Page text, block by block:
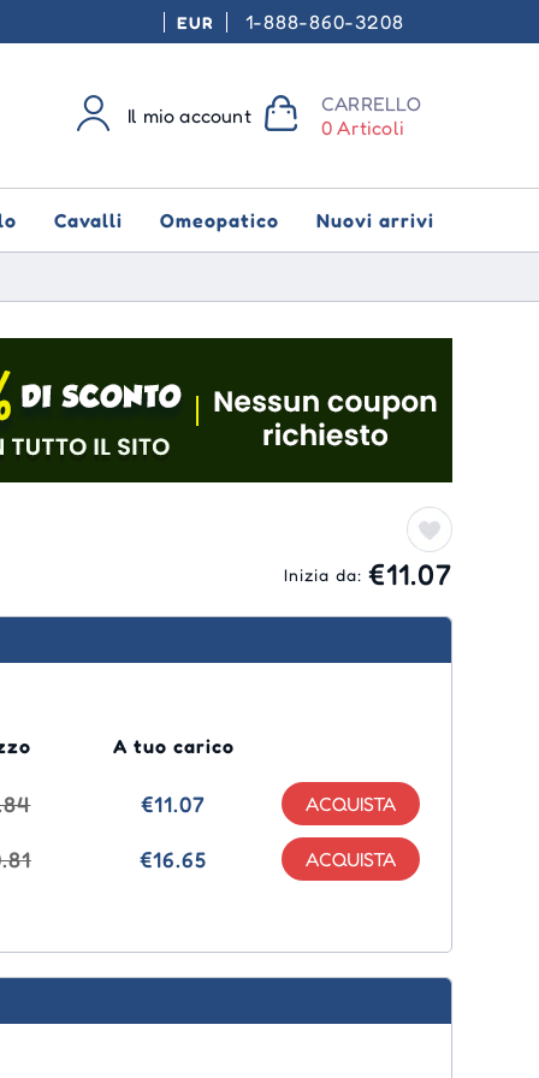
EUR 1-888-860-3208
Il mio account
CARRELLO
0 Articoli
Cavalli Omeopatico Nuovi arrivi
Inizia da: €11.07
A tuo carico
€11.07
€16.65